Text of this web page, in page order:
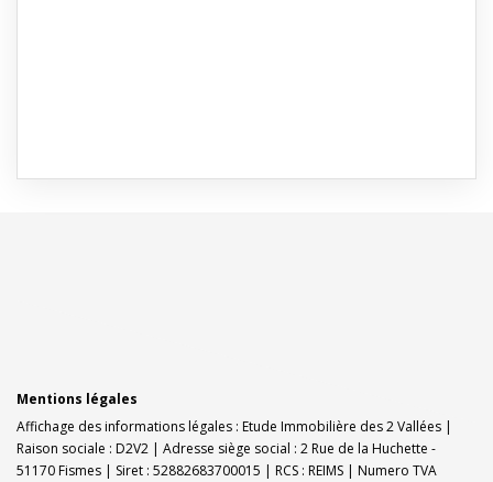
Mentions légales
Affichage des informations légales : Etude Immobilière des 2 Vallées |
Raison sociale : D2V2 | Adresse siège social : 2 Rue de la Huchette -
51170 Fismes | Siret : 52882683700015 | RCS : REIMS | Numero TVA